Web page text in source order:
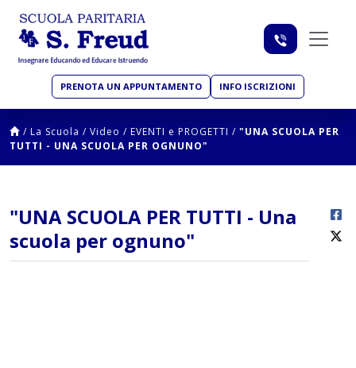
PRENOTA UN APPUNTAMENTO INFO ISCRIZIONI
/ La Scuola / Video / EVENTI e PROGETTI / "UNA SCUOLA PER
TUTTI - UNA SCUOLA PER OGNUNO"
"UNA SCUOLA PER TUTTI - Una
scuola per ognuno"